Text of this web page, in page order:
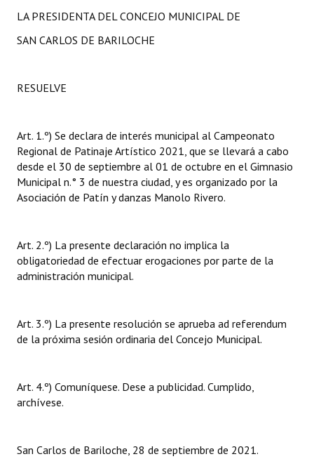
LA PRESIDENTA DEL CONCEJO MUNICIPAL DE
SAN CARLOS DE BARILOCHE
RESUELVE
Art. 1.º) Se declara de interés municipal al Campeonato
Regional de Patinaje Artístico 2021, que se llevará a cabo
desde el 30 de septiembre al 01 de octubre en el Gimnasio
Municipal n.° 3 de nuestra ciudad, y es organizado por la
Asociación de Patín y danzas Manolo Rivero.
Art. 2.º) La presente declaración no implica la
obligatoriedad de efectuar erogaciones por parte de la
administración municipal.
Art. 3.º) La presente resolución se aprueba ad referendum
de la próxima sesión ordinaria del Concejo Municipal.
Art. 4.º) Comuníquese. Dese a publicidad. Cumplido,
archívese.
San Carlos de Bariloche, 28 de septiembre de 2021.